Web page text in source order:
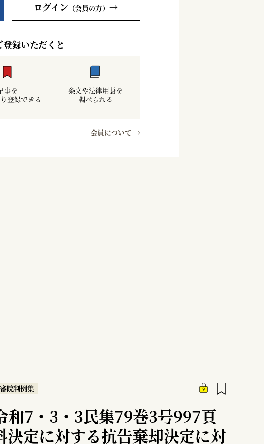
ログイン （会員の方） →
録いただくと
事を
登録できる
条文や法律用語を
調べられる
会員について →
院判例集
和7・3・3民集79巻3号997頁
決定に対する抗告棄却決定に対